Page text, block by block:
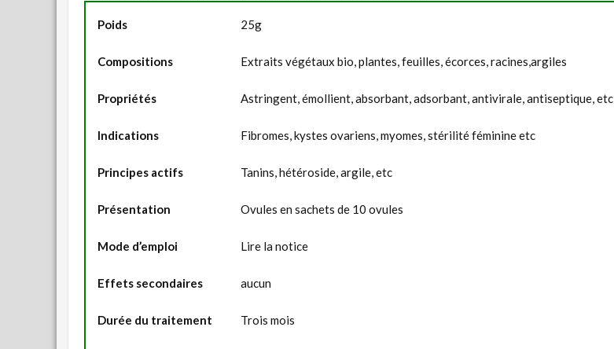
Poids 25g
Compositions Extraits végétaux bio, plantes, feuilles, écorces, racines,argiles
Propriétés Astringent, émollient, absorbant, adsorbant, antivirale, antiseptique, etc
Indications Fibromes, kystes ovariens, myomes, stérilité féminine etc
Principes actifs Tanins, hétéroside, argile, etc
Présentation Ovules en sachets de 10 ovules
Mode d’emploi Lire la notice
Effets secondaires aucun
Durée du traitement Trois mois